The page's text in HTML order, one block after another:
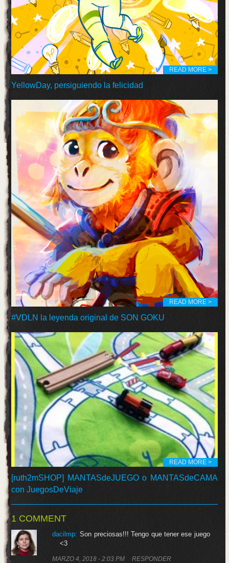
READ MORE >
YellowDay, persiguiendo la felicidad
READ MORE >
#VDLN la leyenda original de SON GOKU
READ MORE >
[ruth2mSHOP] MANTASdeJUEGO o MANTASdeCAMA
con JuegosDeViaje
1 COMMENT
dacilmp: Son preciosas!!! Tengo que tener ese juego
<3
MARZO 4, 2018 - 2:03 PM RESPONDER